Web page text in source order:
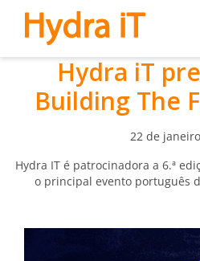
Hydra iT
Building The
22 de
Hydra IT é patrocinadora a 6.ª
o principal evento português